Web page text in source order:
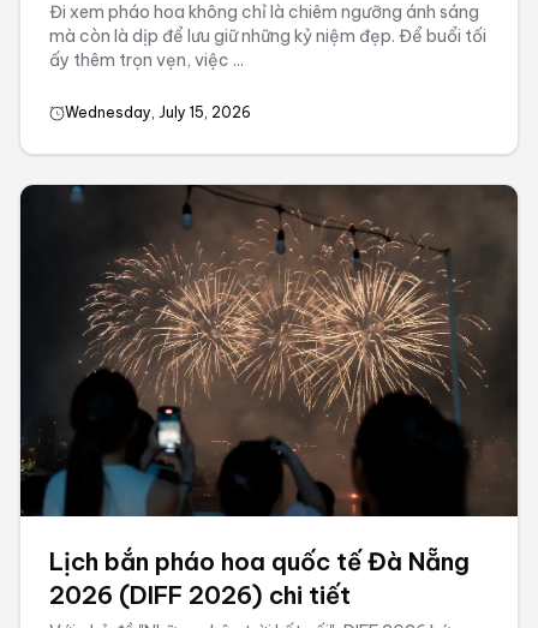
Đi xem pháo hoa không chỉ là chiêm ngưỡng ánh sáng
mà còn là dịp để lưu giữ những kỷ niệm đẹp. Để buổi tối
ấy thêm trọn vẹn, việc ...
Wednesday, July 15, 2026
Lịch bắn pháo hoa quốc tế Đà Nẵng
2026 (DIFF 2026) chi tiết